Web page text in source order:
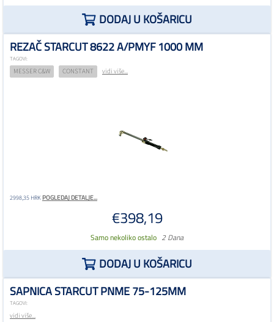
DODAJ U KOŠARICU
REZAČ STARCUT 8622 A/PMYF 1000 MM
TAGOVI:
MESSER C&W CONSTANT vidi više...
2998,35 HRKPOGLEDAJ DETALJE...
€398,19
Samo nekoliko ostalo 2 Dana
DODAJ U KOŠARICU
SAPNICA STARCUT PNME 75-125MM
TAGOVI:
vidi više...